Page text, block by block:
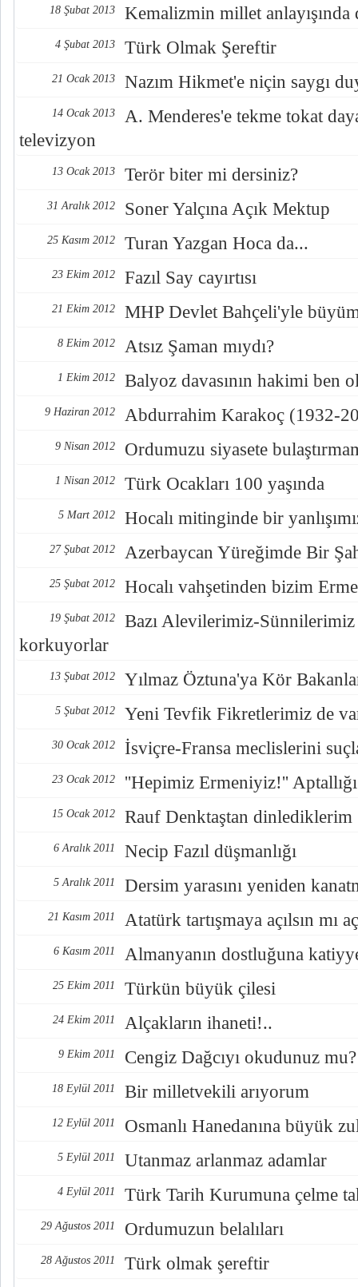
18 Şubat 2013 Kemalizmin millet
4 Şubat 2013 Türk Olmak Şereftir
21 Ocak 2013 Nazım Hikmet'e niçin saygı
14 Ocak 2013
A. Menderes'e tekme tokat
televizyon
13 Ocak 2013 Terör biter mi dersiniz?
31 Aralık 2012 Soner Yalçına Açık Mektup
25 Kasım 2012 Turan Yazgan Hoca da...
23 Ekim 2012 Fazıl Say cayırtısı
21 Ekim 2012 MHP Devlet Bahçeli'yle
8 Ekim 2012 Atsız Şaman mıydı?
1 Ekim 2012 Balyoz davasının hakimi ben
9 Haziran 2012 Abdurrahim Karakoç (1932-
9 Nisan 2012 Ordumuzu siyasete
1 Nisan 2012 Türk Ocakları 100 yaşında
5 Mart 2012 Hocalı mitinginde bir
27 Şubat 2012 Azerbaycan Yüreğimde Bir
25 Şubat 2012 Hocalı vahşetinden bizim
19 Şubat 2012
Bazı Alevilerimiz-
korkuyorlar
13 Şubat 2012 Yılmaz Öztuna'ya Kör
5 Şubat 2012 Yeni Tevfik Fikretlerimiz de
30 Ocak 2012 İsviçre-Fransa meclislerini
23 Ocak 2012 ''Hepimiz Ermeniyiz!'' Aptallığı
15 Ocak 2012 Rauf Denktaştan dinlediklerim
6 Aralık 2011 Necip Fazıl düşmanlığı
5 Aralık 2011 Dersim yarasını yeniden
21 Kasım 2011 Atatürk tartışmaya açılsın mı
6 Kasım 2011 Almanyanın dostluğuna
25 Ekim 2011 Türkün büyük çilesi
24 Ekim 2011 Alçakların ihaneti!..
9 Ekim 2011 Cengiz Dağcıyı okudunuz mu?
18 Eylül 2011 Bir milletvekili arıyorum
12 Eylül 2011 Osmanlı Hanedanına büyük
5 Eylül 2011 Utanmaz arlanmaz adamlar
4 Eylül 2011 Türk Tarih Kurumuna çelme
29 Ağustos 2011 Ordumuzun belalıları
28 Ağustos 2011 Türk olmak şereftir